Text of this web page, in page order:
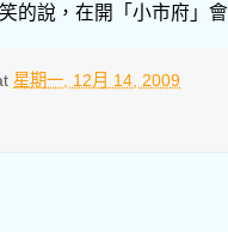
的說，在開「小市府」
星期一, 12月 14, 2009